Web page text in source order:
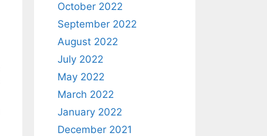
October 2022
September 2022
August 2022
July 2022
May 2022
March 2022
January 2022
December 2021